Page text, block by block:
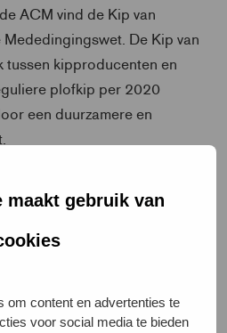
maakt gebruik van
om content en advertenties te
voor social media te bieden
ACM vind de Kip van
De Kip van
tussen kipproducenten en
plofkip per 2020
een duurzamere en
zegt in een eerste reactie het
de Kip van Morgen in strijd